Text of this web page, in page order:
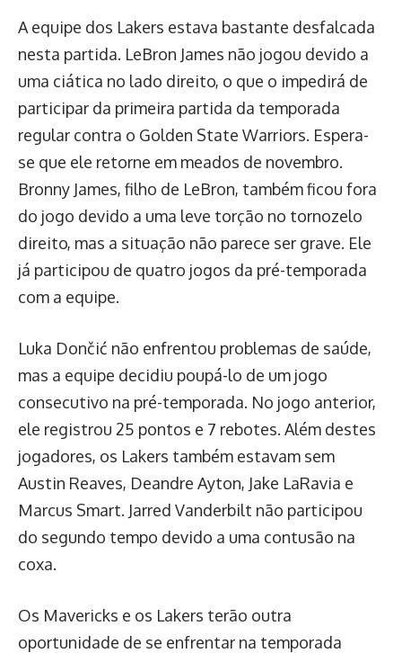
A equipe dos Lakers estava bastante desfalcada
nesta partida. LeBron James não jogou devido a
uma ciática no lado direito, o que o impedirá de
participar da primeira partida da temporada
regular contra o Golden State Warriors. Espera-
se que ele retorne em meados de novembro.
Bronny James, filho de LeBron, também ficou fora
do jogo devido a uma leve torção no tornozelo
direito, mas a situação não parece ser grave. Ele
já participou de quatro jogos da pré-temporada
com a equipe.
Luka Dončić não enfrentou problemas de saúde,
mas a equipe decidiu poupá-lo de um jogo
consecutivo na pré-temporada. No jogo anterior,
ele registrou 25 pontos e 7 rebotes. Além destes
jogadores, os Lakers também estavam sem
Austin Reaves, Deandre Ayton, Jake LaRavia e
Marcus Smart. Jarred Vanderbilt não participou
do segundo tempo devido a uma contusão na
coxa.
Os Mavericks e os Lakers terão outra
oportunidade de se enfrentar na temporada